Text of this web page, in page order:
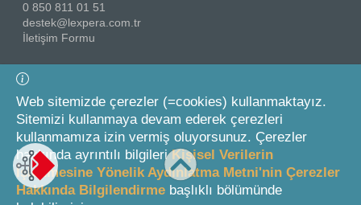
0 850 811 01 51
destek@lexpera.com.tr
İletişim Formu
Bizi Takip Edin
© 2026 On İki Levha Yayıncılık A.Ş.
Web sitemizde çerezler (=cookies) kullanmaktayız.
Sitemizi kullanmaya devam ederek çerezleri
kullanmamıza izin vermiş oluyorsunuz. Çerezler
hakkında ayrıntılı bilgileriKişisel Verilerin
İşlenmesine Yönelik Aydınlatma Metni'nin Çerezler
Hakkında Bilgilendirme başlıklı bölümünde